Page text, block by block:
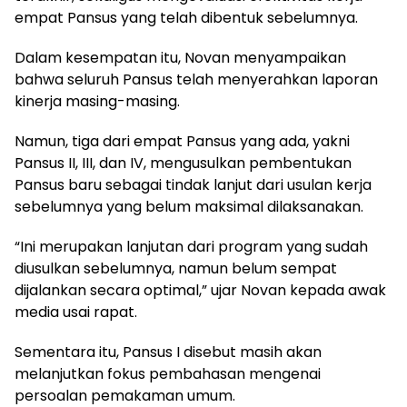
empat Pansus yang telah dibentuk sebelumnya.
Dalam kesempatan itu, Novan menyampaikan
bahwa seluruh Pansus telah menyerahkan laporan
kinerja masing-masing.
Namun, tiga dari empat Pansus yang ada, yakni
Pansus II, III, dan IV, mengusulkan pembentukan
Pansus baru sebagai tindak lanjut dari usulan kerja
sebelumnya yang belum maksimal dilaksanakan.
“Ini merupakan lanjutan dari program yang sudah
diusulkan sebelumnya, namun belum sempat
dijalankan secara optimal,” ujar Novan kepada awak
media usai rapat.
Sementara itu, Pansus I disebut masih akan
melanjutkan fokus pembahasan mengenai
persoalan pemakaman umum.